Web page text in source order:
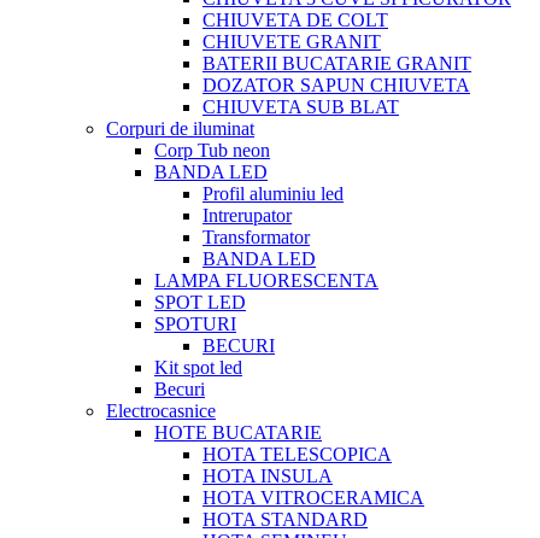
CHIUVETA DE COLT
CHIUVETE GRANIT
BATERII BUCATARIE GRANIT
DOZATOR SAPUN CHIUVETA
CHIUVETA SUB BLAT
Corpuri de iluminat
Corp Tub neon
BANDA LED
Profil aluminiu led
Intrerupator
Transformator
BANDA LED
LAMPA FLUORESCENTA
SPOT LED
SPOTURI
BECURI
Kit spot led
Becuri
Electrocasnice
HOTE BUCATARIE
HOTA TELESCOPICA
HOTA INSULA
HOTA VITROCERAMICA
HOTA STANDARD